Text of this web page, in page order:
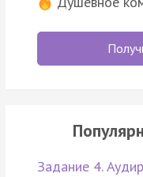
Задание 4.